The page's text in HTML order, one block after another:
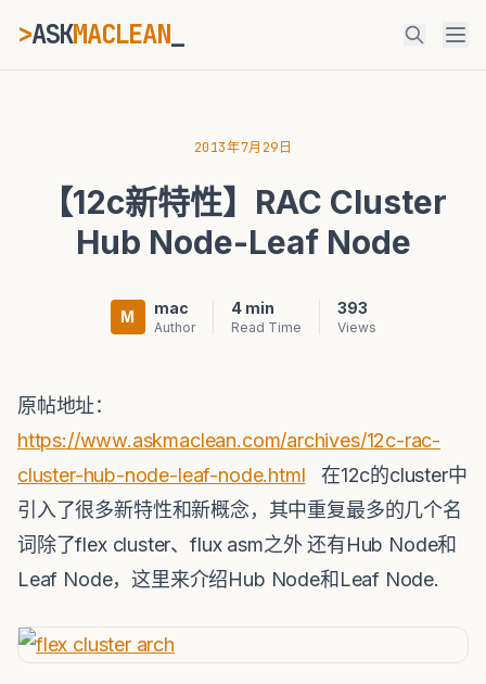
>ASKMACLEAN
⌘K Ctrl+K
2013年7月29日
【12c新特性】RAC Cluster
Hub Node-Leaf Node
M mac
Author
4 min
Read Time
393
Views
原帖地址：
https://www.askmaclean.com/archives/12c-rac-
cluster-hub-node-leaf-node.html 在12c的cluster中
引入了很多新特性和新概念，其中重复最多的几个名
词除了flex cluster、flux asm之外 还有Hub Node和
Leaf Node，这里来介绍Hub Node和Leaf Node.